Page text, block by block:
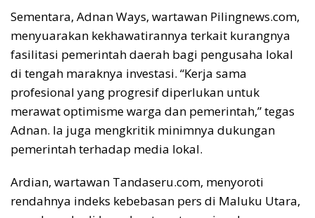
Sementara, Adnan Ways, wartawan Pilingnews.com,
menyuarakan kekhawatirannya terkait kurangnya
fasilitasi pemerintah daerah bagi pengusaha lokal
di tengah maraknya investasi. “Kerja sama
profesional yang progresif diperlukan untuk
merawat optimisme warga dan pemerintah,” tegas
Adnan. Ia juga mengkritik minimnya dukungan
pemerintah terhadap media lokal.
Ardian, wartawan Tandaseru.com, menyoroti
rendahnya indeks kebebasan pers di Maluku Utara,